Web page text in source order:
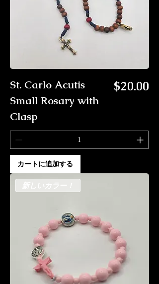
St. Carlo Acutis
Small Rosary with
Clasp
価格
$20.00
カートに追加する
新しいカラー！